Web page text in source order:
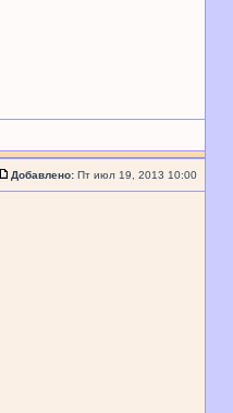
Добавлено: Пт июл 19, 2013 10:00